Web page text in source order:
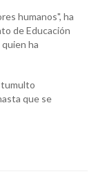
humanos", ha
de Educación
ha
que se